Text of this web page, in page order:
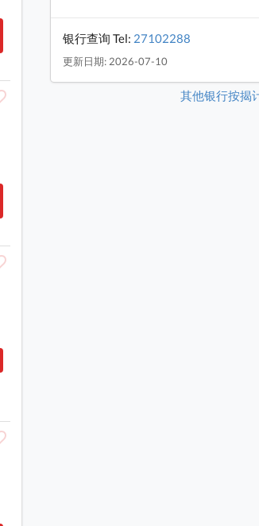
银行查询 Tel: 27102288
更新日期: 2026-07-10
其他银行按揭